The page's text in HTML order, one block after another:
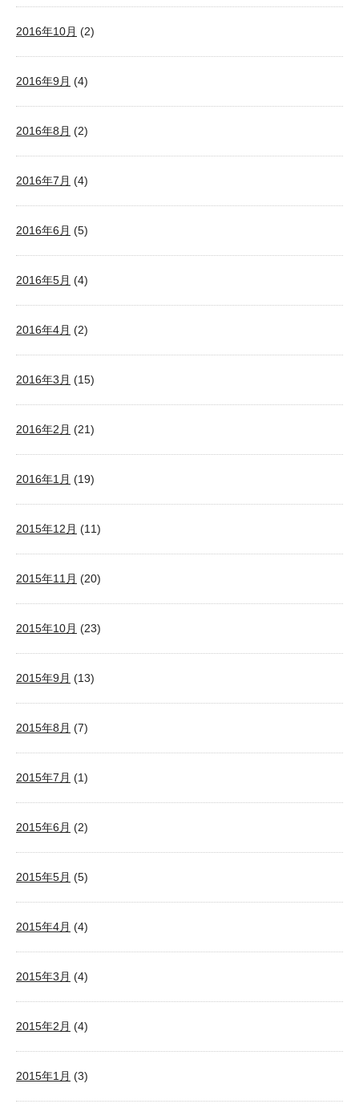
2016年10月 (2)
2016年9月 (4)
2016年8月 (2)
2016年7月 (4)
2016年6月 (5)
2016年5月 (4)
2016年4月 (2)
2016年3月 (15)
2016年2月 (21)
2016年1月 (19)
2015年12月 (11)
2015年11月 (20)
2015年10月 (23)
2015年9月 (13)
2015年8月 (7)
2015年7月 (1)
2015年6月 (2)
2015年5月 (5)
2015年4月 (4)
2015年3月 (4)
2015年2月 (4)
2015年1月 (3)